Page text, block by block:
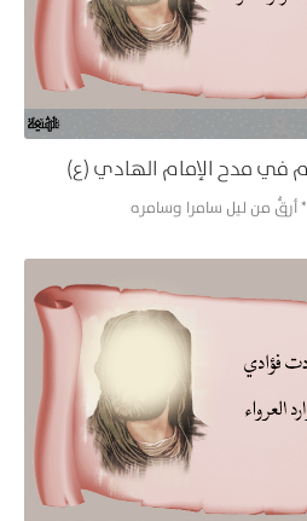
في مدح الإمام الهادي (ع)
أرقُّ من ليل سامرا وسامره